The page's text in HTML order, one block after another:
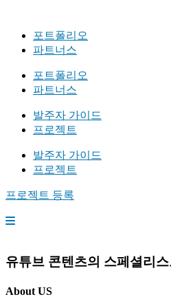
포트폴리오
파트너스
포트폴리오
파트너스
발주자 가이드
프로젝트
발주자 가이드
프로젝트
프로젝트 등록
유튜브 콘텐츠의 스페셜리
About US